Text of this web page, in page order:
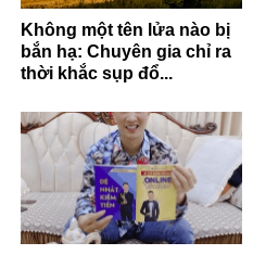
Không một tên lửa nào bị
bắn hạ: Chuyên gia chỉ ra
thời khắc sụp đổ...